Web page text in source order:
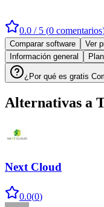
0.0 / 5 (0 comentarios
Comparar software
Ver
Información general
¿Por qué es gratis
Alternativas a
Next Cloud
0.0(0)